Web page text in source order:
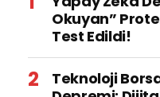
Okuyan”
Test Edildi!
Teknoloji